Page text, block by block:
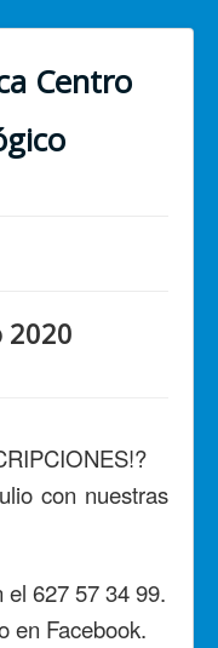
Centro
2020
?
con nuestras
627 57 34 99.
en Facebook.